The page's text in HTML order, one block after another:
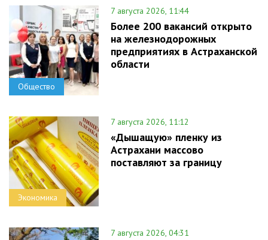
Общество
7 августа 2026, 11:44
Более 200 вакансий открыто
на железнодорожных
предприятиях в Астраханской
области
Экономика
7 августа 2026, 11:12
«Дышащую» пленку из
Астрахани массово
поставляют за границу
7 августа 2026, 04:31